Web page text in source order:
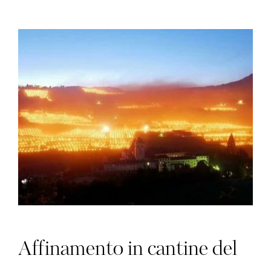
Affinamento in cantine del